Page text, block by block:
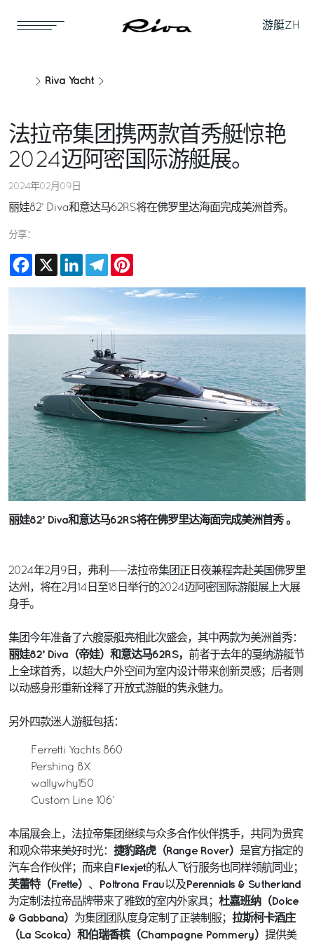
游艇ZH
Riva Yacht
法拉帝集团携两款首秀艇惊艳
2024迈阿密国际游艇展。
2024年02月09日
丽娃82’ Diva和意达马62RS将在佛罗里达海面完成美洲首秀。
分享：
Facebook
X LinkedInTelegram
丽娃82’ Diva和意达马62RS将在佛罗里达海面完成美洲首秀 。
2024年2月9日，弗利——法拉帝集团正日夜兼程奔赴美国佛罗里
达州，将在2月14日至18日举行的2024迈阿密国际游艇展上大展
身手。
集团今年准备了六艘豪艇亮相此次盛会，其中两款为美洲首秀：
丽娃82’ Diva（帝娃）和意达马62RS，
前者于去年的戛纳游艇节
上全球首秀，以超大户外空间为室内设计带来创新灵感；后者则
以动感身形重新诠释了开放式游艇的隽永魅力。
另外四款迷人游艇包括：
Ferretti Yachts 860
Pershing 8X
wallywhy150
Custom Line 106’
本届展会上，法拉帝集团继续与众多合作伙伴携手，共同为贵宾
和观众带来美好时光： 捷豹路虎（Range Rover）
是官方指定的
汽车合作伙伴；而来自 Flexjet的私人飞行服务也同样领航同业；
芙蕾特（Frette） 、 Poltrona Frau以及 Perennials & Sutherland
为定制法拉帝品牌带来了雅致的室内外家具； 杜嘉班纳（Dolce
& Gabbana）
为集团团队度身定制了正装制服； 拉斯柯卡酒庄
（La Scolca）和伯瑞香槟（Champagne Pommery） 提供美